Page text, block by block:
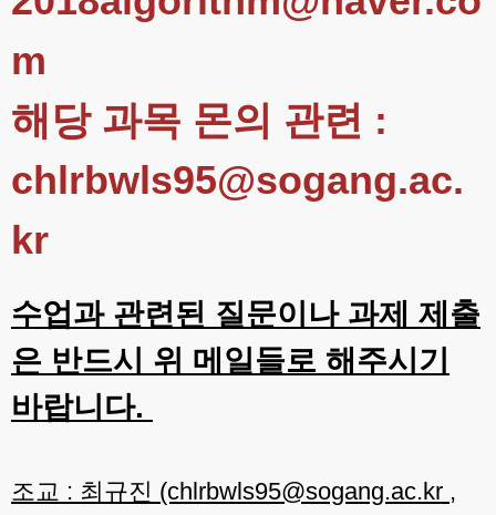
m
해당 과목 몬의 관련 :
chlrbwls95@sogang.ac.
kr
수업과 관련된 질문이나 과제 제출
은 반드시 위 메일들로 해주시기
바랍니다.
조교 : 최규진 (chlrbwls95@sogang.ac.kr ,